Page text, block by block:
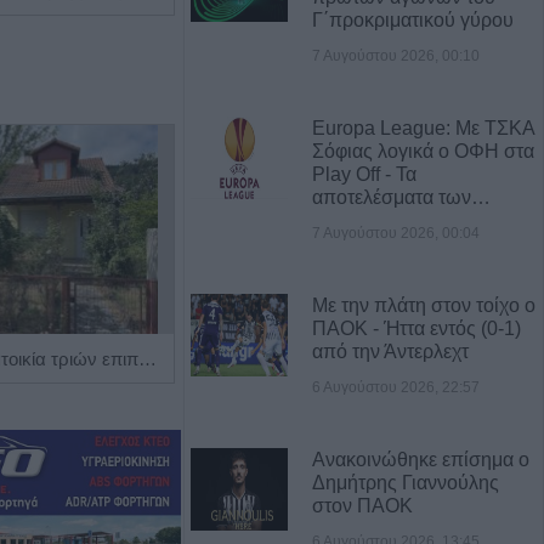
Πωλείται μονοκατοικία τριών επιπέδων στο καταπράσινο Πευκόφυτο Καρδίτσας
Γ΄προκριματικού γύρου
7 Αυγούστου 2026, 00:10
Europa League: Με ΤΣΚΑ
Σόφιας λογικά ο ΟΦΗ στα
Play Off - Τα
αποτελέσματα των…
7 Αυγούστου 2026, 00:04
Με την πλάτη στον τοίχο ο
ΠΑΟΚ - Ήττα εντός (0-1)
από την Άντερλεχτ
6 Αυγούστου 2026, 22:57
Ανακοινώθηκε επίσημα ο
Δημήτρης Γιαννούλης
στον ΠΑΟΚ